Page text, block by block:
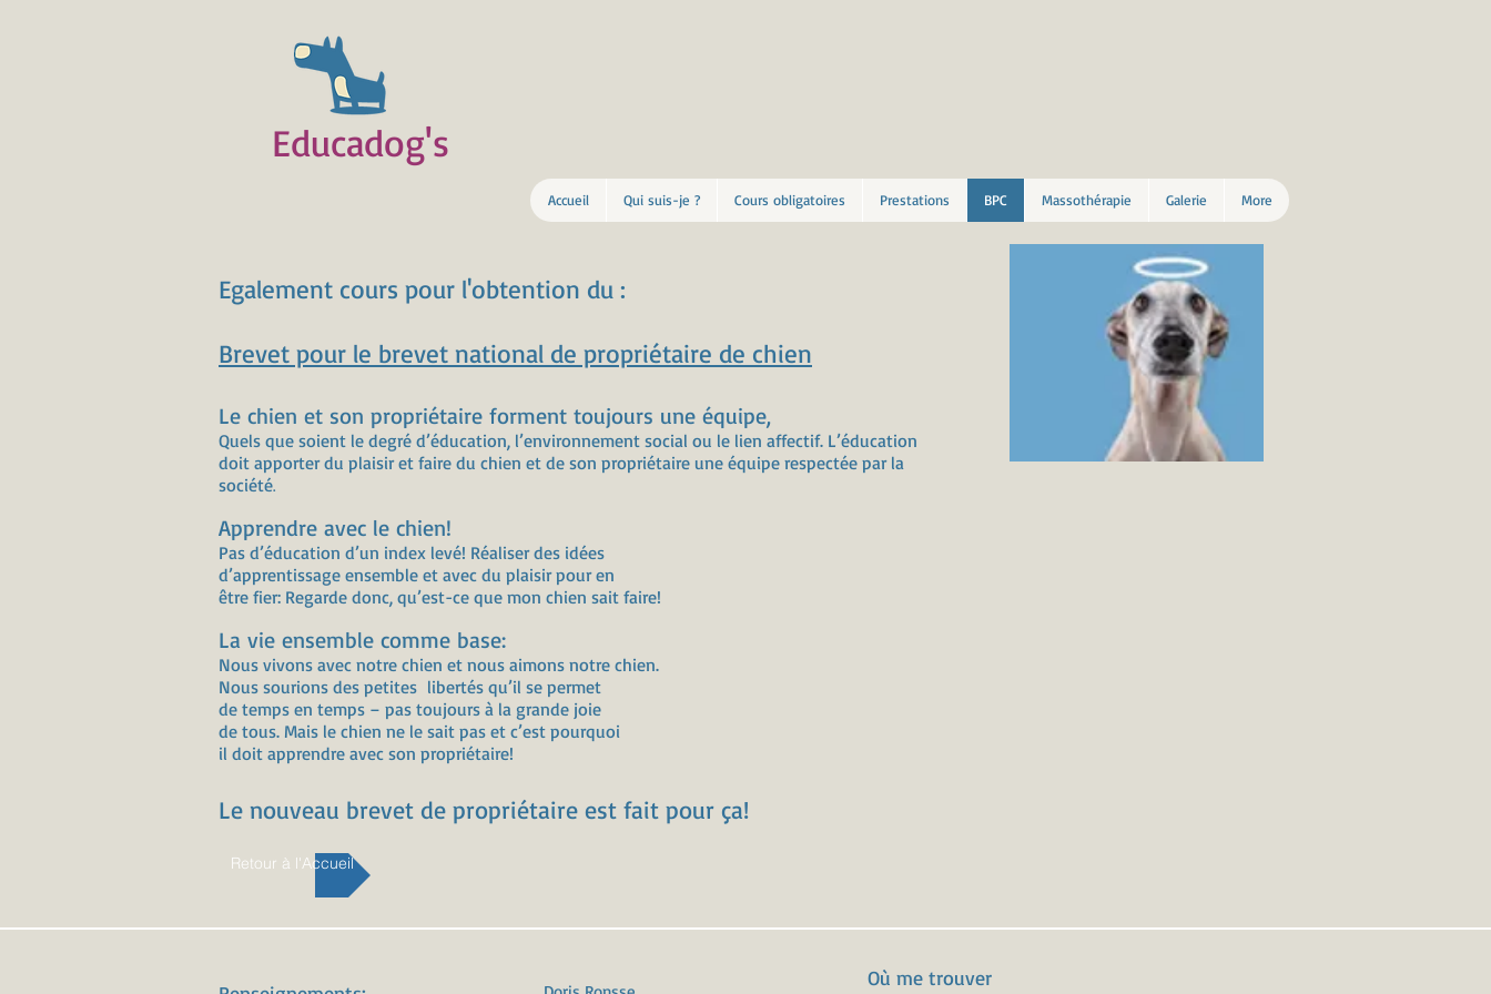
Educadog's
Accueil Qui suis-je ? Cours obligatoires Prestations BPC Massothérapie Galerie More
Egalement cours pour l'obtention du :
Brevet pour le brevet national de propriétaire de chien
Le chien et son propriétaire forment toujours une équipe,
Quels que soient le degré d’éducation, l’environnement social ou le lien affectif. L’éducation
doit apporter du plaisir et faire du chien et de son propriétaire une équipe respectée par la
société.
Apprendre avec le chien!
Pas d’éducation d’un index levé! Réaliser des idées
d’apprentissage ensemble et avec du plaisir pour en
être fier: Regarde donc, qu’est-ce que mon chien sait faire!
La vie ensemble comme base:
Nous vivons avec notre chien et nous aimons notre chien.
Nous sourions des petites libertés qu’il se permet
de temps en temps – pas toujours à la grande joie
de tous. Mais le chien ne le sait pas et c’est pourquoi
il doit apprendre avec son propriétaire!
Le nouveau brevet de propriétaire est fait pour ça!
Retour à l'Accueil
Où me trouver